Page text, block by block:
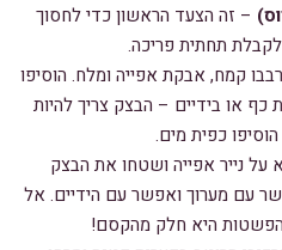
– זה הצעד הראשון כדי לחסוך
תחתית פריכה.
קמח, אבקת אפייה ומלח. הוסיפו
כף או בידיים – הבצק צריך להיות
כפית מים.
נייר אפייה ושטחו את הבצק
עם מערוך ואפשר עם הידיים. אל
הפשטות היא חלק מהקסם!